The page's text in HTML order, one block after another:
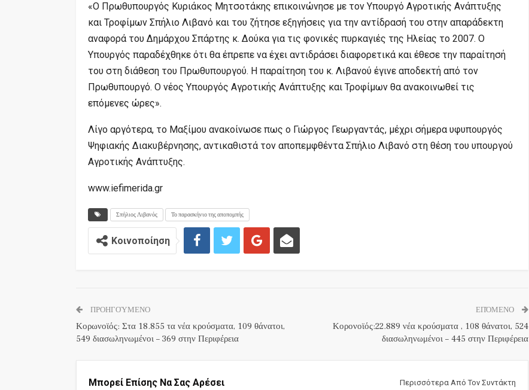
«Ο Πρωθυπουργός Κυριάκος Μητσοτάκης επικοινώνησε με τον Υπουργό Αγροτικής Ανάπτυξης
και Τροφίμων Σπήλιο Λιβανό και του ζήτησε εξηγήσεις για την αντίδρασή του στην απαράδεκτη
αναφορά του Δημάρχου Σπάρτης κ. Δούκα για τις φονικές πυρκαγιές της Ηλείας το 2007. Ο
Υπουργός παραδέχθηκε ότι θα έπρεπε να έχει αντιδράσει διαφορετικά και έθεσε την παραίτησή
του στη διάθεση του Πρωθυπουργού. Η παραίτηση του κ. Λιβανού έγινε αποδεκτή από τον
Πρωθυπουργό. Ο νέος Υπουργός Αγροτικής Ανάπτυξης και Τροφίμων θα ανακοινωθεί τις
επόμενες ώρες».
Λίγο αργότερα, το Μαξίμου ανακοίνωσε πως ο Γιώργος Γεωργαντάς, μέχρι σήμερα υφυπουργός
Ψηφιακής Διακυβέρνησης, αντικαθιστά τον αποπεμφθέντα Σπήλιο Λιβανό στη θέση του υπουργού
Αγροτικής Ανάπτυξης.
www.iefimerida.gr
Σπήλιος Λιβανός Το παρασκήνιο της αποπομπής
Κοινοποίηση
ΠΡΟΗΓΟΎΜΕΝΟ
Κορωνοϊός: Στα 18.855 τα νέα κρούσματα, 109 θάνατοι,
549 διασωληνωμένοι – 369 στην Περιφέρεια
ΕΠΌΜΕΝΟ
Κορονοϊός:22.889 νέα κρούσματα , 108 θάνατοι, 524
διασωληνωμένοι – 445 στην Περιφέρεια
Μπορεί Επίσης Να Σας Αρέσει Περισσότερα Από Τον Συντάκτη